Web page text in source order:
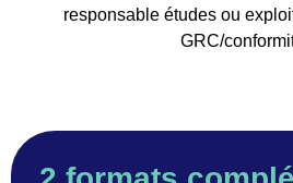
responsable études ou
GRC/